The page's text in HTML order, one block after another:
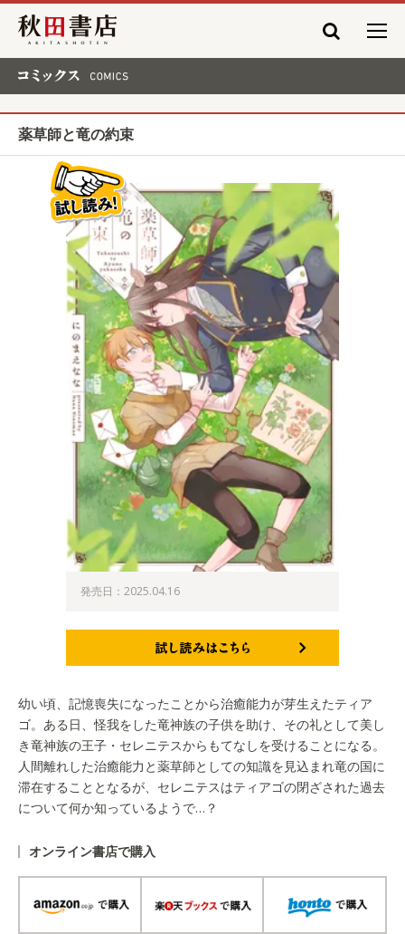
秋田書店
薬草師と竜の約束
発売日：2025.04.16
幼い頃、記憶喪失になったことから治癒能力が芽生えたティア
ゴ。ある日、怪我をした竜神族の子供を助け、その礼として美し
き竜神族の王子・セレニテスからもてなしを受けることになる。
人間離れした治癒能力と薬草師としての知識を見込まれ竜の国に
滞在することとなるが、セレニテスはティアゴの閉ざされた過去
について何か知っているようで…？
オンライン書店で購入